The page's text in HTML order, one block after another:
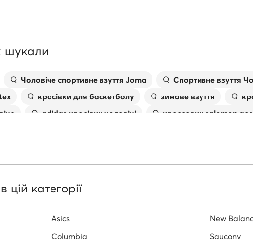
RAMON
TOLEDO
Контакт
оригінальні і поставляються безпосередньо від виробників або
шукали
Чоловіче спортивне взуття Joma Спортивне взуття
кросівки для баскетболу зимове взуття
adidas кросівки чоловічі кроссовки salomon
категорії
Asics New
Columbia Saucony